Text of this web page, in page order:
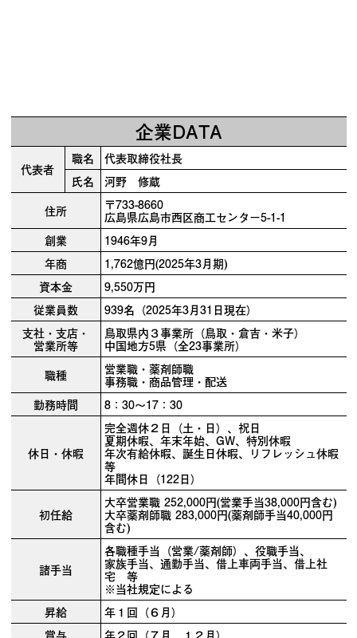
企業DATA
代表者
職名
代表取締役社長
氏名
河野 修蔵
住所
〒733-8660
広島県広島市西区商工センター5-1-1
創業
1946年9月
年商
1,762億円(2025年3月期)
資本金
9,550万円
従業員数
939名（2025年3月31日現在）
支社・支店・
営業所等
鳥取県内３事業所（鳥取・倉吉・米子）
中国地方5県（全23事業所）
職種
営業職・薬剤師職
事務職・商品管理・配送
勤務時間
8：30～17：30
休日・休暇
完全週休２日（土・日）、祝日
夏期休暇、年末年始、GW、特別休暇
年次有給休暇、誕生日休暇、リフレッシュ休暇
等
年間休日（122日）
初任給
大卒営業職 252,000円(営業手当38,000円含む)
大卒薬剤師職 283,000円(薬剤師手当40,000円
含む)
諸手当
各職種手当（営業/薬剤師）、役職手当、
家族手当、通勤手当、借上車両手当、借上社
宅 等
※当社規定による
昇給
年１回（６月）